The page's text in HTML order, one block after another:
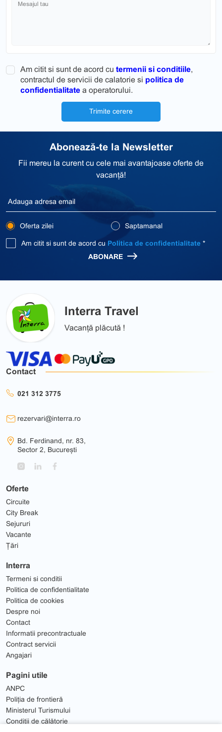
Mesajul tau
Am citit si sunt de acord cu termenii si conditiile,
contractul de servicii de calatorie si politica de
confidentialitate a operatorului.
Trimite cerere
Abonează-te la Newsletter
Fii mereu la curent cu cele mai avantajoase oferte de
vacanță!
Oferta zilei Saptamanal
Am citit si sunt de acord cu Politica de confidentialitate *
ABONARE
Interra Travel
Vacanță plăcută !
Oferte
Circuite
City Break
Sejururi
Vacante
Țări
Interra
Termeni si conditii
Politica de confidentialitate
Politica de cookies
Despre noi
Contact
Informatii precontractuale
Contract servicii
Angajari
Pagini utile
ANPC
Poliția de frontieră
Ministerul Turismului
Condiții de călătorie
Contact
021 312 3775
rezervari@interra.ro
Bd. Ferdinand, nr. 83,
Sector 2, București